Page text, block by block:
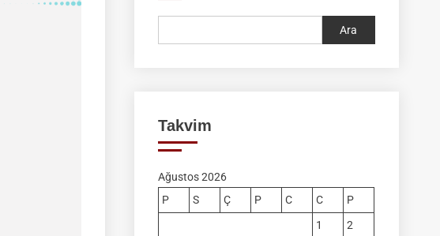
Ara
Takvim
Ağustos 2026
P
S Ç P C C
P
1
2